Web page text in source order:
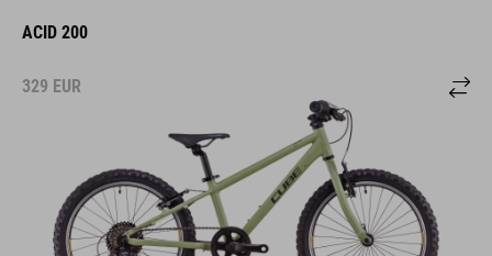
ACID 200
329 EUR